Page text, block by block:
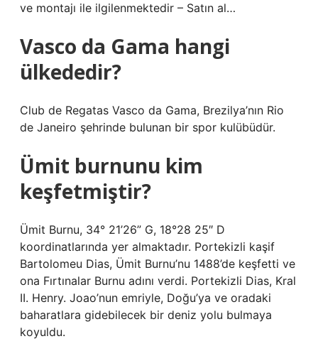
ve montajı ile ilgilenmektedir – Satın al…
Vasco da Gama hangi
ülkededir?
Club de Regatas Vasco da Gama, Brezilya’nın Rio
de Janeiro şehrinde bulunan bir spor kulübüdür.
Ümit burnunu kim
keşfetmiştir?
Ümit Burnu, 34° 21’26” G, 18°28 25″ D
koordinatlarında yer almaktadır. Portekizli kaşif
Bartolomeu Dias, Ümit Burnu’nu 1488’de keşfetti ve
ona Fırtınalar Burnu adını verdi. Portekizli Dias, Kral
II. Henry. Joao’nun emriyle, Doğu’ya ve oradaki
baharatlara gidebilecek bir deniz yolu bulmaya
koyuldu.